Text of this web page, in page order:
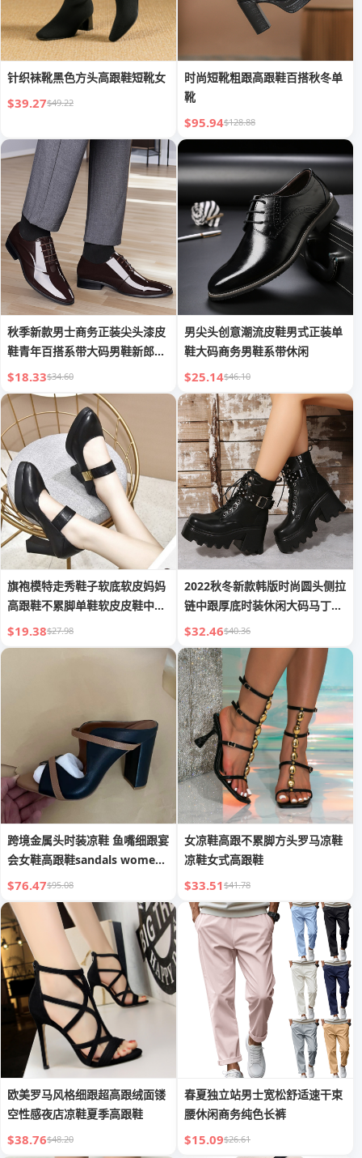
针织袜靴黑色方头高跟鞋短靴女
$39.27$49.22
时尚短靴粗跟高跟鞋百搭秋冬单
靴
$95.94$128.88
秋季新款男士商务正装尖头漆皮
鞋青年百搭系带大码男鞋新郎结
婚鞋
$18.33$34.60
男尖头创意潮流皮鞋男式正装单
鞋大码商务男鞋系带休闲
$25.14$46.10
旗袍模特走秀鞋子软底软皮妈妈
高跟鞋不累脚单鞋软皮皮鞋中年
女鞋
$19.38$27.98
2022秋冬新款韩版时尚圆头侧拉
链中跟厚底时装休闲大码马丁靴
皮靴
$32.46$40.36
跨境金属头时装凉鞋 鱼嘴细跟宴
会女鞋高跟鞋sandals women
45 46
$76.47$95.08
女凉鞋高跟不累脚方头罗马凉鞋
凉鞋女式高跟鞋
$33.51$41.78
欧美罗马风格细跟超高跟绒面镂
空性感夜店凉鞋夏季高跟鞋
$38.76$48.20
春夏独立站男士宽松舒适速干束
腰休闲商务纯色长裤
$15.09$26.61